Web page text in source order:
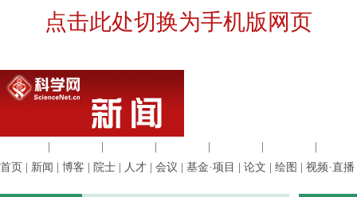
点击此处切换为手机版网页
首页
新闻 博客 院士 人才 会议 基金·项目 论文 绘图 视频·直播